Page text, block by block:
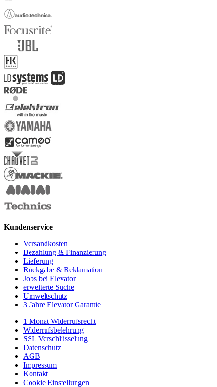
Kundenservice
Versandkosten
Bezahlung & Finanzierung
Lieferung
Rückgabe & Reklamation
Jobs bei Elevator
erweiterte Suche
Umweltschutz
3 Jahre Elevator Garantie
1 Monat Widerrufsrecht
Widerrufsbelehrung
SSL Verschlüsselung
Datenschutz
AGB
Impressum
Kontakt
Cookie Einstellungen